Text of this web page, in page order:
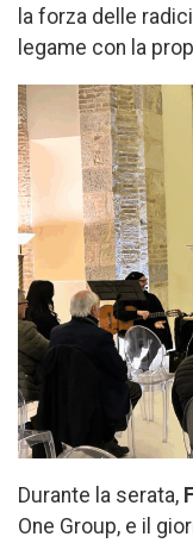
la forza delle
legame con la
Durante la serata,
One Group, e il